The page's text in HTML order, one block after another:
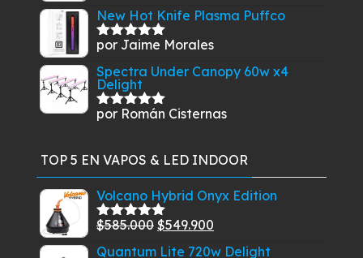
New Hot Knife Plasma Puffco
Valorado
por Jaime Morales
Spectra Under Canopy 60w x4
Delight
Valorado
por Román Cisternas
TOP 5 EN VAPOS & LED INDOOR
Volcano Hybrid Onyx Edition
Valorado
5
$585.000 El
precio
$549.900
precio
Quantum Lite 720w Delight